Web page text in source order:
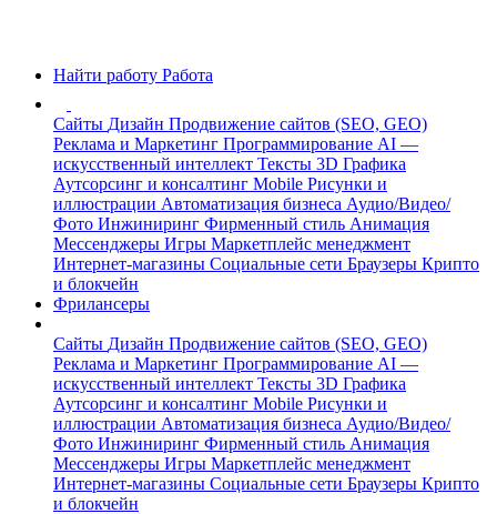
Найти работу Работа
Сайты Дизайн Продвижение сайтов (SEO, GEO)
Реклама и Маркетинг Программирование AI —
искусственный интеллект Тексты 3D Графика
Аутсорсинг и консалтинг Mobile Рисунки и
иллюстрации Автоматизация бизнеса Аудио/Видео/
Фото Инжиниринг Фирменный стиль Анимация
Мессенджеры Игры Маркетплейс менеджмент
Интернет-магазины Социальные сети Браузеры Крипто
и блокчейн
Фрилансеры
Сайты Дизайн Продвижение сайтов (SEO, GEO)
Реклама и Маркетинг Программирование AI —
искусственный интеллект Тексты 3D Графика
Аутсорсинг и консалтинг Mobile Рисунки и
иллюстрации Автоматизация бизнеса Аудио/Видео/
Фото Инжиниринг Фирменный стиль Анимация
Мессенджеры Игры Маркетплейс менеджмент
Интернет-магазины Социальные сети Браузеры Крипто
и блокчейн